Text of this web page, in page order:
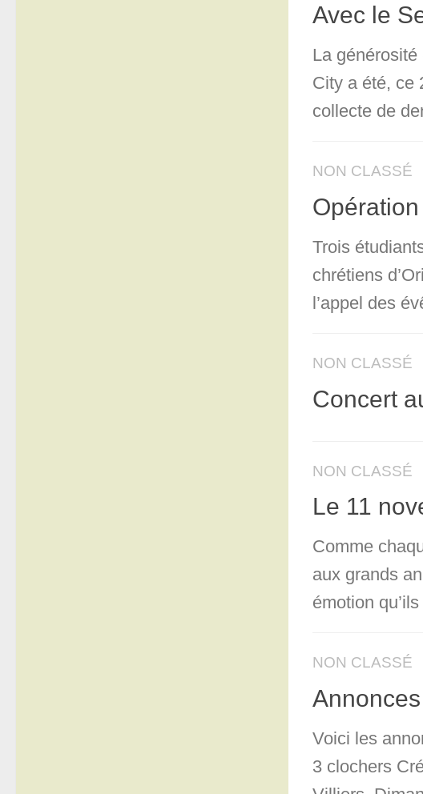
Avec le
La
City a été, ce
collecte de
NON CLASSÉ
Trois
chrétiens
l’appel des
NON CLASSÉ
Concert
NON CLASSÉ
Le 11
Comme
aux grands
émotion
NON CLASSÉ
Voici les
3 clochers